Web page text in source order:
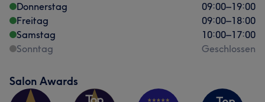
Donnerstag
09:00–19:00
Freitag
09:00–18:00
Samstag
10:00–17:00
Sonntag
Geschlossen
Salon Awards